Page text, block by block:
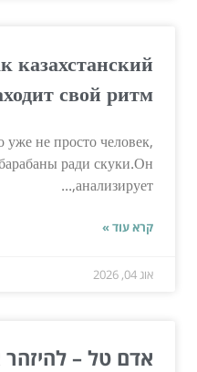
казахстанский
свой ритм
уже не просто человек,
ради скуки.Он
анализирует,...
קרא עוד »
אוג 04, 2026
אדם טל – להיזהר